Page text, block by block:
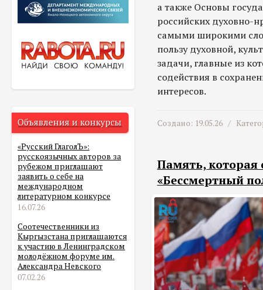
Объявления и конкурсы
«Русский ГлаголЪ»:
русскоязычных авторов за
рубежом приглашают
заявить о себе на
международном
литературном конкурсе
16.07.26
Соотечественники из
Кыргызстана приглашаются
к участию в Ленинградском
молодёжном форуме им.
Александра Невского
07.02.26
а также Основы
российских духовно-
самыми широкими
пользу духовной,
задачи, главные из
содействия в
интересов.
Создано: 19.05.26 /
Память, которая
«Бессмертный